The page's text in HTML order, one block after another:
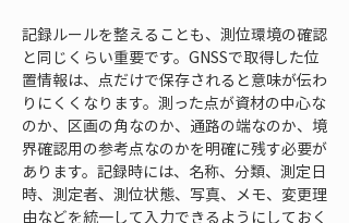
記録ルールを整えることも、測位環境の確認
と同じくらい重要です。GNSSで取得した位
置情報は、点だけで保存されると意味が伝わ
りにくくなります。測った点が資材の中心な
のか、区画の角なのか、通路の端なのか、境
界確認用の参考点なのかを明確に残す必要が
あります。記録時には、名称、分類、測定日
時、測定者、測位状態、写真、メモ、変更理
由などを統一して入力できるようにしておく